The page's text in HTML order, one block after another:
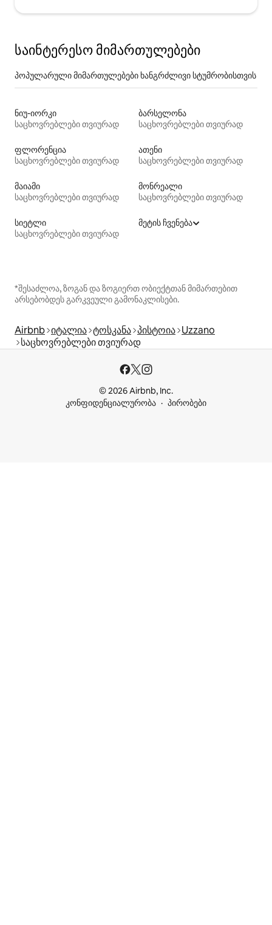
საინტერესო მიმართულებები
პოპულარული მიმართულებები ხანგრძლივი სტუმრობისთვის
ნიუ-იორკი
საცხოვრებლები თვიურად
ბარსელონა
საცხოვრებლები თვიურად
ფლორენცია
საცხოვრებლები თვიურად
ათენი
საცხოვრებლები თვიურად
მაიამი
საცხოვრებლები თვიურად
მონრეალი
საცხოვრებლები თვიურად
სიეტლი
საცხოვრებლები თვიურად
მეტის ჩვენება
*შესაძლოა, ზოგან და ზოგიერთ ობიექტთან მიმართებით
არსებობდეს გარკვეული გამონაკლისები.
Airbnb იტალია ტოსკანა პისტოია Uzzano
საცხოვრებლები თვიურად
© 2026 Airbnb, Inc.
კონფიდენციალურობა
პირობები